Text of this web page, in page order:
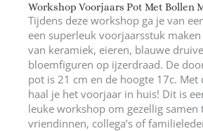
Workshop Voorjaars Pot Met Bollen
Tijdens deze workshop ga je van
een superleuk voorjaarsstuk
van keramiek, eieren, blauwe
bloemfiguren op ijzerdraad. De
pot is 21 cm en de hoogte 17c.
haal je het voorjaar in huis! Dit is
leuke workshop om gezellig samen
vriendinnen, collega’s of